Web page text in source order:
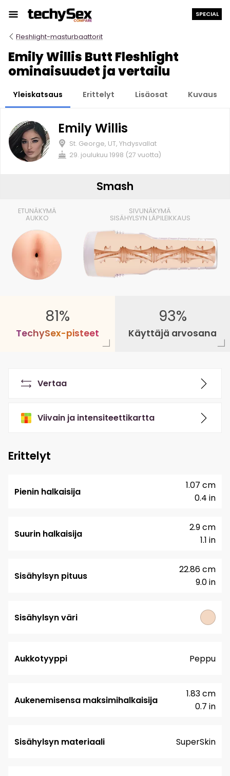
sisältöön
SPECIAL
Fleshlight-masturbaattorit
Emily Willis Butt Fleshlight
ominaisuudet ja vertailu
Yleiskatsaus Erittelyt Lisäosat Kuvaus
ETUNÄKYMÄ
AUKKO
SIVUNÄKYMÄ
SISÄHYLSYN LÄPILEIKKAUS
81%
TechySex-pisteet
93%
Käyttäjä arvosana
Vertaa
Viivain ja intensiteettikartta
Erittelyt
Pienin halkaisija
0.4 in
1.07 cm
Suurin halkaisija
1.1 in
2.9 cm
Sisähylsyn pituus
9.0 in
22.86 cm
Sisähylsyn väri
Aukkotyyppi Peppu
Aukenemisensa maksimihalkaisija
0.7 in
1.83 cm
Sisähylsyn materiaali SuperSkin
Emily Willis
St. George, UT, Yhdysvallat
29. joulukuu 1998 (27 vuotta)
Smash